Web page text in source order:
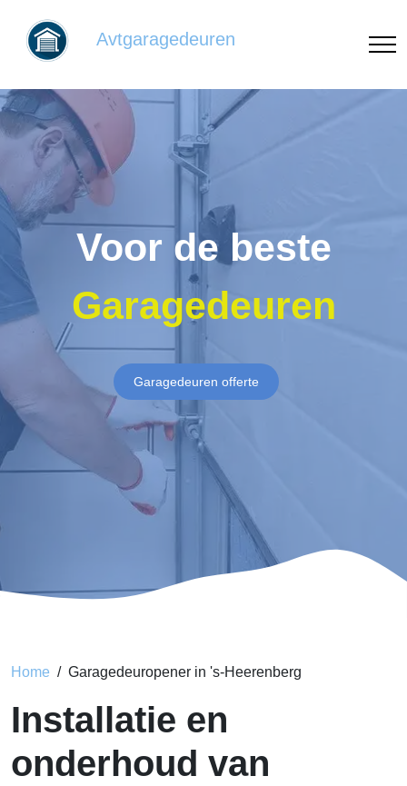
Avtgaragedeuren
Voor de beste
Garagedeuren
Garagedeuren offerte
Home Garagedeuropener in 's-Heerenberg
Installatie en
onderhoud van